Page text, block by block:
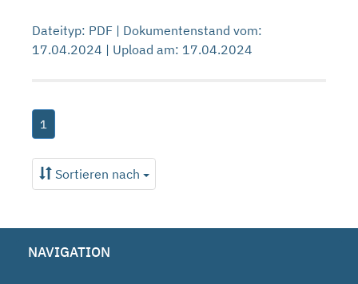
Dateityp: PDF | Dokumentenstand vom:
17.04.2024 | Upload am: 17.04.2024
1
Sortieren nach
NAVIGATION